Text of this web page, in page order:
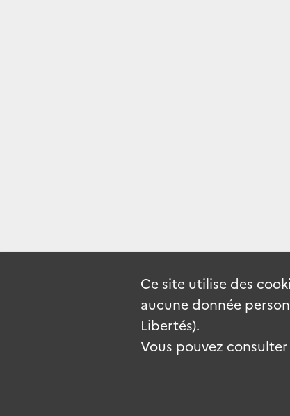
Ce site utilise des
aucune donnée
Libertés).
Vous pouvez